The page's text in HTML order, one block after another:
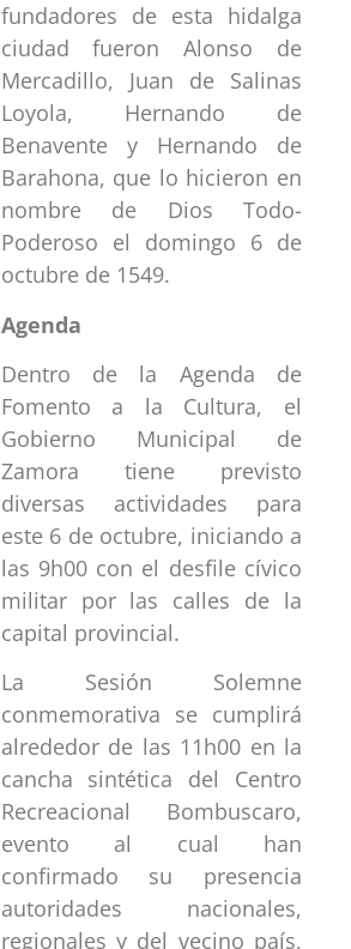
fundadores de esta hidalga
ciudad fueron Alonso de
Mercadillo, Juan de Salinas
Loyola, Hernando de
Benavente y Hernando de
Barahona, que lo hicieron en
nombre de Dios Todo-
Poderoso el domingo 6 de
octubre de 1549.
Agenda
Dentro de la Agenda de
Fomento a la Cultura, el
Gobierno Municipal de
Zamora tiene previsto
diversas actividades para
este 6 de octubre, iniciando a
las 9h00 con el desfile cívico
militar por las calles de la
capital provincial.
La Sesión Solemne
conmemorativa se cumplirá
alrededor de las 11h00 en la
cancha sintética del Centro
Recreacional Bombuscaro,
evento al cual han
confirmado su presencia
autoridades nacionales,
regionales y del vecino país,